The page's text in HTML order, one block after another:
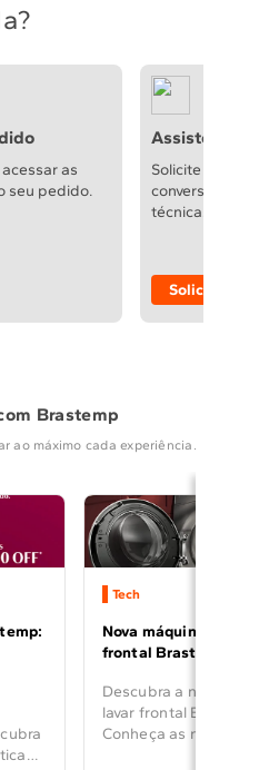
as
seu pedido.
Assistência
Solicite
conversão de
técnicas e
Solicitar
Brastemp
ao máximo cada experiência.
Tech
Nova máquina de
frontal Brastemp 14
Descubra a nova
lavar frontal
Conheça as novas